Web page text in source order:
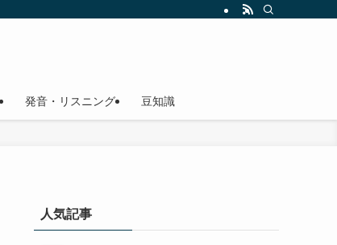
発音・リスニング 豆知識
人気記事